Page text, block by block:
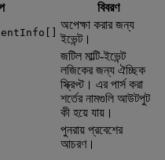
বিবরণ
অপেক্ষা করার জন্য
ইভেন্ট।
জটিল মাল্টি-ইভেন্ট
লজিকের জন্য ঐচ্ছিক
স্ক্রিপ্ট। এর পার্স করা
শর্তের নামগুলি আউটপুট
কী হয়ে যায়।
পুনরায় প্রবেশের
আচরণ।